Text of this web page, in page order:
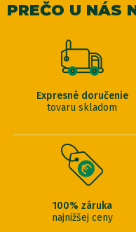
PREČO U NÁS
Expresné doručenie
tovaru skladom
100% záruka
najnižšej ceny